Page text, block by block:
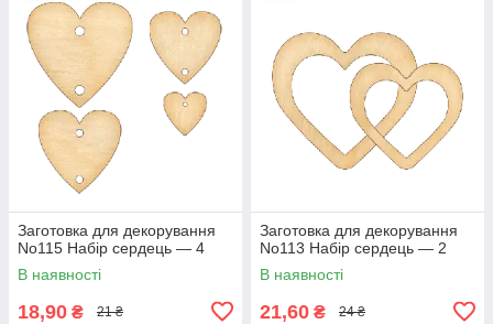
Заготовка для декорування
No115 Набір сердець — 4
В наявності
18,90 ₴ 21 ₴
Заготовка для декорування
No113 Набір сердець — 2
В наявності
21,60 ₴ 24 ₴